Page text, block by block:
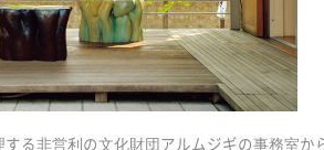
る非営利の文化財団アルムジギの事務室か